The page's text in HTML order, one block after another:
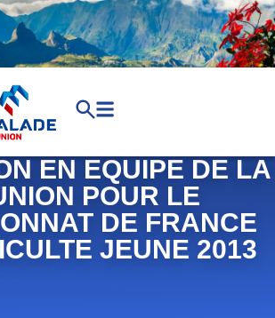
EN EQUIPE DE LA
POUR LE
DE FRANCE
JEUNE 2013